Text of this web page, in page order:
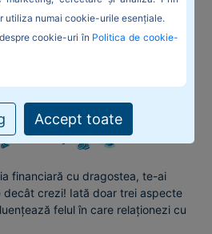
pornind însă de la tema noastră
financiară cu dragostea, te-ai
decât crezi! Iată doar trei aspecte
felul în care relaționezi cu
utiliza numai cookie-urile esențiale.
cookie-uri în Politica de cookie-
Accept toate